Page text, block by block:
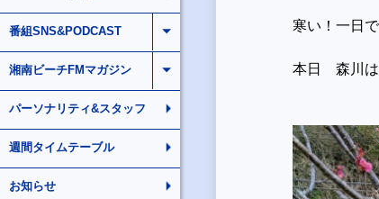
番組SNS&PODCAST
湘南ビーチFMマガジン
パーソナリティ&スタッフ
週間タイムテーブル
お知らせ
寒い！一日
本日 森川は